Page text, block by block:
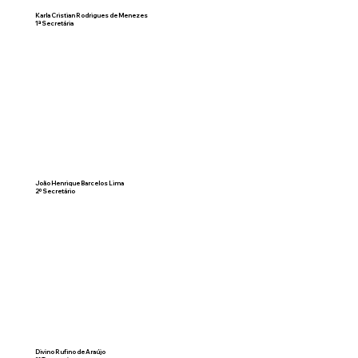
Karla Cristian Rodrigues de Menezes
1ª Secretária
João Henrique Barcelos Lima
2º Secretário
Divino Rufino de Araújo